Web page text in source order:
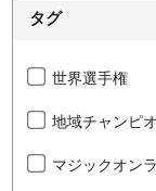
タグ
世界選手権
地域チャンピ
マジックオン